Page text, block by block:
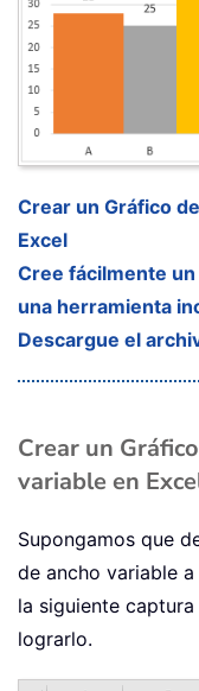
Crear un Gráfico
Excel
Cree fácilmente
una herramienta
Descargue el
Crear un
variable en
Supongamos que
de ancho variable
la siguiente
lograrlo.